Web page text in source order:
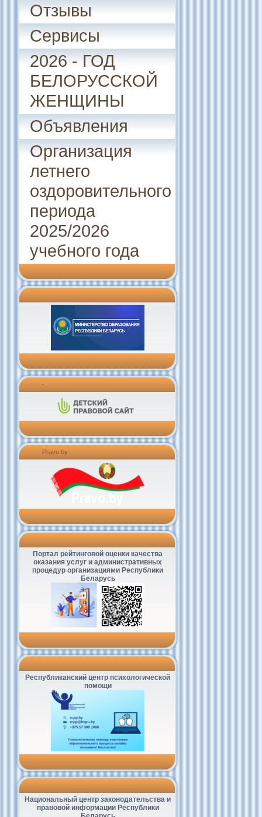
Отзывы
Сервисы
2026 - ГОД
БЕЛОРУССКОЙ
ЖЕНЩИНЫ
Объявления
Организация
летнего
оздоровительного
периода
2025/2026
учебного года
-
Pravo.by
Портал рейтинговой оценки качества
оказания услуг и административных
процедур организациями Республики
Беларусь
Республиканский центр психологической
помощи
Национальный центр законодательства и
правовой информации Республики